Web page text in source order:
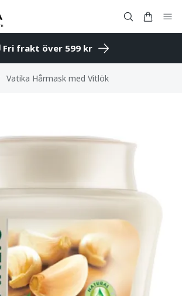
Fri frakt över 599 kr
Vatika Hårmask med Vitlök